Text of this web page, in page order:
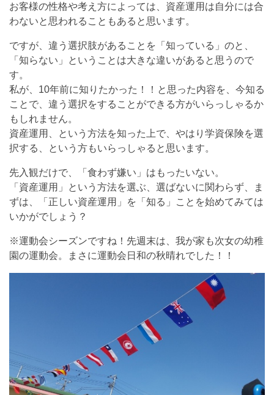
お客様の性格や考え方によっては、資産運用は自分には合
わないと思われることもあると思います。
ですが、違う選択肢があることを「知っている」のと、
「知らない」ということは大きな違いがあると思うので
す。
私が、10年前に知りたかった！！と思った内容を、今知る
ことで、違う選択をすることができる方がいらっしゃるか
もしれません。
資産運用、という方法を知った上で、やはり学資保険を選
択する、という方もいらっしゃると思います。
先入観だけで、「食わず嫌い」はもったいない。
「資産運用」という方法を選ぶ、選ばないに関わらず、ま
ずは、「正しい資産運用」を「知る」ことを始めてみては
いかがでしょう？
※運動会シーズンですね！先週末は、我が家も次女の幼稚
園の運動会。まさに運動会日和の秋晴れでした！！